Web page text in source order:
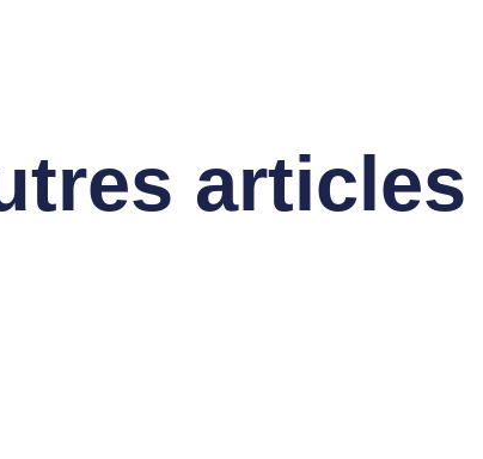
articles